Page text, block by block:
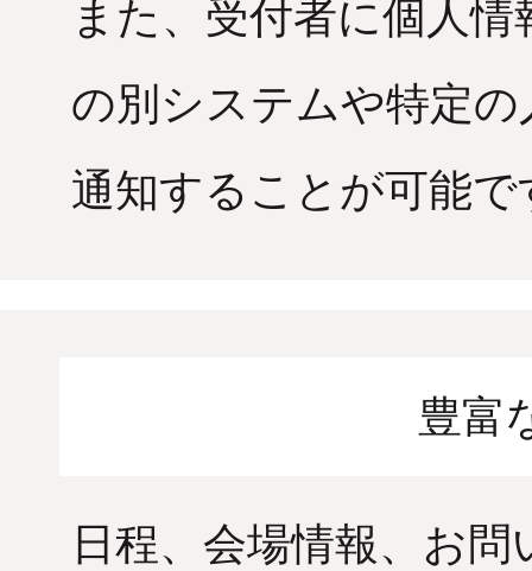
また、受付者に個人
の別システムや特定の
通知することが可能で
豊富
日程、会場情報、お